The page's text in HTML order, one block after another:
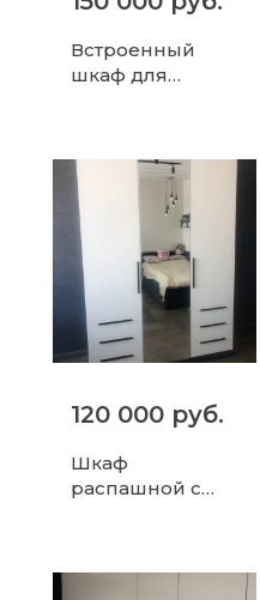
Встроенный
шкаф для
120 000 руб.
Шкаф
распашной с